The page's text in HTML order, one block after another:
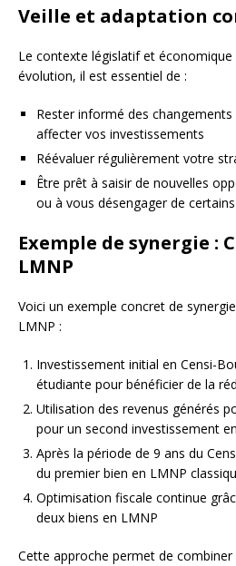
Veille et adaptation
Le contexte législatif et
évolution, il est essentiel de :
Rester informé des
affecter vos investissements
Réévaluer régulièrement votre
Être prêt à saisir de nouvelles
ou à vous désengager de
Exemple de synergie :
LMNP
Voici un exemple concret de
LMNP :
Investissement initial en Censi-
étudiante pour bénéficier de la
Utilisation des revenus générés
pour un second investissement
Après la période de 9 ans du
du premier bien en LMNP
Optimisation fiscale continue
deux biens en LMNP
Cette approche permet de